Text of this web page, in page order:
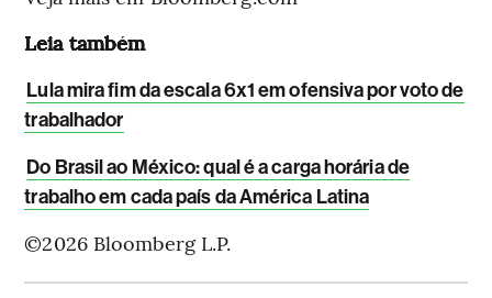
Leia também
Lula mira fim da escala 6x1 em ofensiva por voto de
trabalhador
Do Brasil ao México: qual é a carga horária de
trabalho em cada país da América Latina
©2026 Bloomberg L.P.